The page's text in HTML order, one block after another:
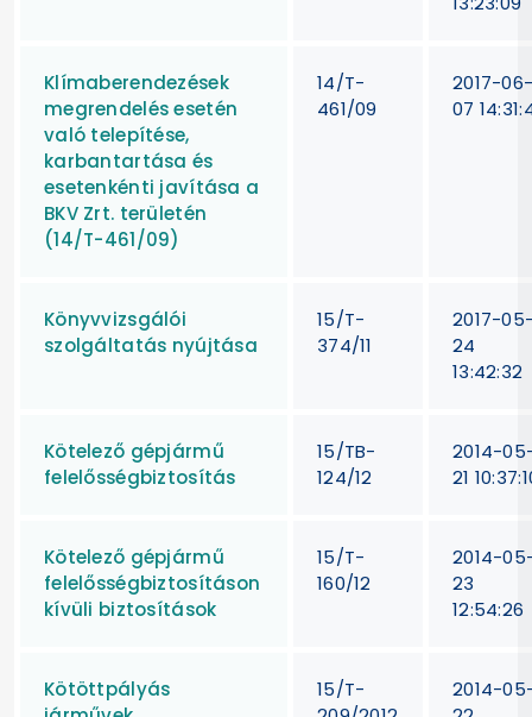
Klímaberendezések
megrendelés esetén
való telepítése,
karbantartása és
esetenkénti javítása a
BKV Zrt. területén
(14/T-461/09)
14/T-
461/09
2017-
07
Könyvvizsgálói
szolgáltatás nyújtása
15/T-
374/11
2017-
24
13:42:32
Kötelező gépjármű
felelősségbiztosítás
15/TB-
124/12
2014-
21
Kötelező gépjármű
felelősségbiztosításon
kívüli biztosítások
15/T-
160/12
2014-
23
12:54:26
Kötöttpályás
15/T-
2014-